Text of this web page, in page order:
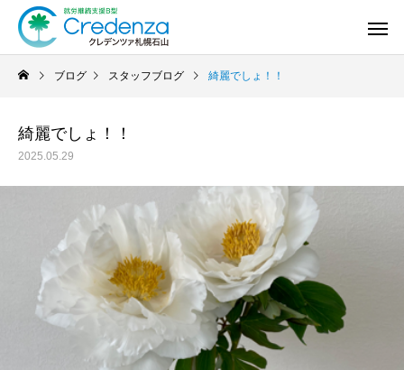
ブログ スタッフブログ 綺麗でしょ！！
綺麗でしょ！！
2025.05.29